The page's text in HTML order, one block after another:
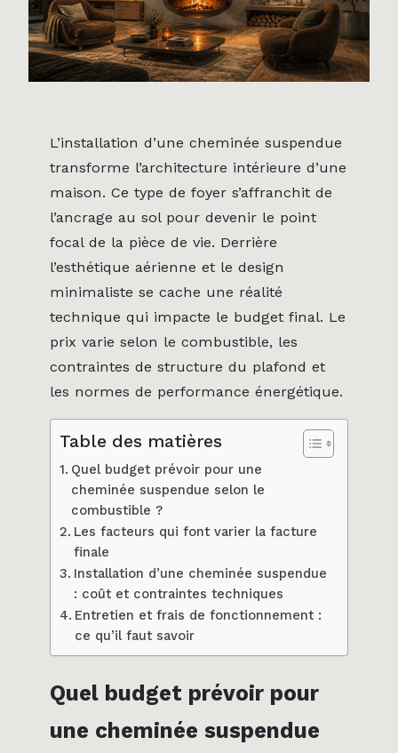
L’installation d’une cheminée suspendue
transforme l’architecture intérieure d’une
maison. Ce type de foyer s’affranchit de
l’ancrage au sol pour devenir le point
focal de la pièce de vie. Derrière
l’esthétique aérienne et le design
minimaliste se cache une réalité
technique qui impacte le budget final. Le
prix varie selon le combustible, les
contraintes de structure du plafond et
les normes de performance énergétique.
Table des matières
Quel budget prévoir pour une
cheminée suspendue selon le
combustible ?
Les facteurs qui font varier la facture
finale
Installation d’une cheminée suspendue
: coût et contraintes techniques
Entretien et frais de fonctionnement :
ce qu’il faut savoir
Quel budget prévoir pour
une cheminée suspendue